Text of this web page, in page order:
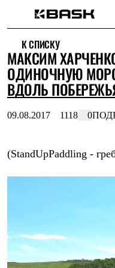
Интернет-магазин
Мужская одежда
Утепленная пухом
Куртки
Брюки
Комбинезоны
Штормовая одежда
Куртки
Брюки
Жилеты
К СПИСКУ
​МАКСИМ
ОДИНОЧНУЮ
ВДОЛЬ
09.08.2017 1118 0
(StandUpPaddling -